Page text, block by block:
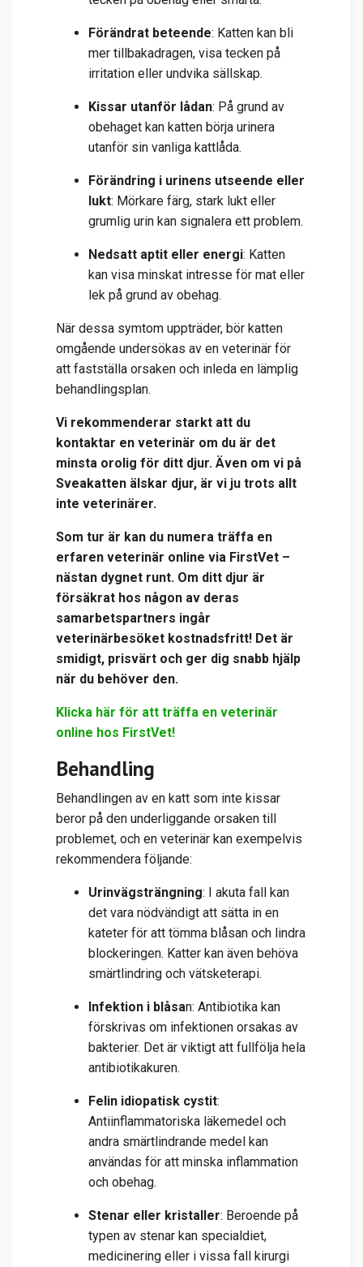
Förändrat beteende: Katten kan bli
mer tillbakadragen, visa tecken på
irritation eller undvika sällskap.
Kissar utanför lådan: På grund av
obehaget kan katten börja urinera
utanför sin vanliga kattlåda.
Förändring i urinens utseende eller
lukt: Mörkare färg, stark lukt eller
grumlig urin kan signalera ett problem.
Nedsatt aptit eller energi: Katten
kan visa minskat intresse för mat eller
lek på grund av obehag.
När dessa symtom uppträder, bör katten
omgående undersökas av en veterinär för
att fastställa orsaken och inleda en lämplig
behandlingsplan.
Vi rekommenderar starkt att du
kontaktar en veterinär om du är det
minsta orolig för ditt djur. Även om vi på
Sveakatten älskar djur, är vi ju trots allt
inte veterinärer.
Som tur är kan du numera träffa en
erfaren veterinär online via FirstVet –
nästan dygnet runt. Om ditt djur är
försäkrat hos någon av deras
samarbetspartners ingår
veterinärbesöket kostnadsfritt! Det är
smidigt, prisvärt och ger dig snabb hjälp
när du behöver den.
Klicka här för att träffa en veterinär
online hos FirstVet!
Behandling
Behandlingen av en katt som inte kissar
beror på den underliggande orsaken till
problemet, och en veterinär kan exempelvis
rekommendera följande:
Urinvägsträngning: I akuta fall kan
det vara nödvändigt att sätta in en
kateter för att tömma blåsan och lindra
blockeringen. Katter kan även behöva
smärtlindring och vätsketerapi.
Infektion i blåsan: Antibiotika kan
förskrivas om infektionen orsakas av
bakterier. Det är viktigt att fullfölja hela
antibiotikakuren.
Felin idiopatisk cystit:
Antiinflammatoriska läkemedel och
andra smärtlindrande medel kan
användas för att minska inflammation
och obehag.
Stenar eller kristaller: Beroende på
typen av stenar kan specialdiet,
medicinering eller i vissa fall kirurgi